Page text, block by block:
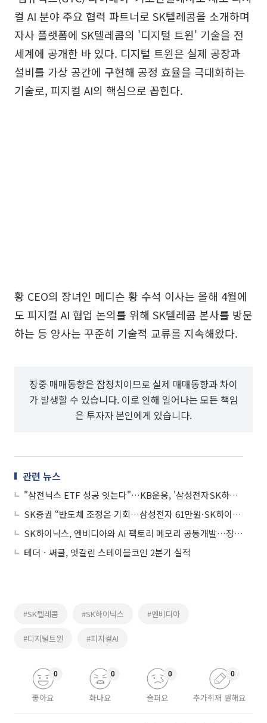
컬 AI 분야 주요 협력 파트너로 SK텔레콤을 소개하며
자사 플랫폼에 SK텔레콤의 '디지털 트윈' 기술을 전
세계에 공개한 바 있다. 디지털 트윈은 실제 공장과
설비를 가상 공간에 구현해 공정 효율을 극대화하는
기술로, 피지컬 AI의 핵심으로 꼽힌다.
황 CEO의 장녀인 메디슨 황 수석 이사는 올해 4월에
도 피지컬 AI 협업 논의를 위해 SK텔레콤 본사를 방문
하는 등 양사는 꾸준히 기술적 교류를 지속해왔다.
장중 매매동향은 잠정치이므로 실제 매매동향과 차이
가 발생할 수 있습니다. 이로 인해 일어나는 모든 책임
은 투자자 본인에게 있습니다.
관련 뉴스
"삼전닉스 ETF 성공 잇는다"…KB운용, '삼성전자SK하이닉스50 펀드' 출시
SK증권 “반도체 조정은 기회…삼성전자 61만원·SK하이닉스 400만원 유지”
SK하이닉스, 엔비디아와 AI 팩토리 메모리 공동개발…장기 기술동맹 강화
테더ㆍ써클, 엇갈린 스테이블코인 2분기 실적
#SK텔레콤 #SK하이닉스 #엔비디아
#디지털트윈 #피지컬AI
좋아요
0
화나요
0
슬퍼요
0
추가취재 원해요
0